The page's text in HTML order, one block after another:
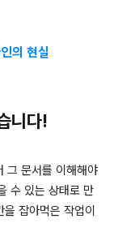
의 현실
니다!
그 문서를 이해해야
수 있는 상태로 만
잡아먹은 작업이